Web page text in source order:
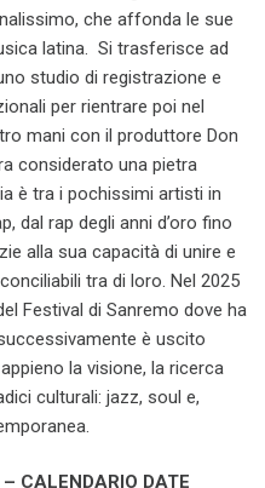
che affonda le sue
latina. Si trasferisce ad
studio di registrazione e
per rientrare poi nel
mani con il produttore Don
considerato una pietra
è tra i pochissimi artisti in
dal rap degli anni d’oro fino
alla sua capacità di unire e
tra di loro. Nel 2025
Festival di Sanremo dove ha
è uscito
la visione, la ricerca
culturali: jazz, soul e,
CALENDARIO DATE